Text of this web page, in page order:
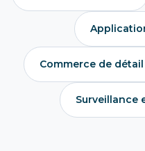
Commerce de
Surveillance